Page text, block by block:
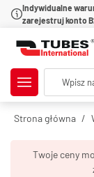
Indywidualne
zarejestruj konto
Strona główna
Twoje ceny